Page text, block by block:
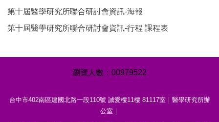
第十屆醫學研究所聯合研討會資訊-海報
第十屆醫學研究所聯合研討會資訊-行程 課程表
00979522
台中市402南區建國北路一段110號 誠愛樓11樓 81117室｜醫學研究所辦
公室｜